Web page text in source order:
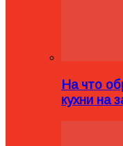
На что
кухни на